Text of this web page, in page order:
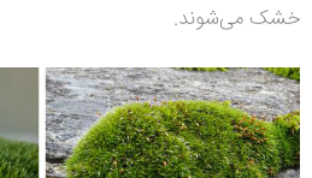
خشک می‌شوند.